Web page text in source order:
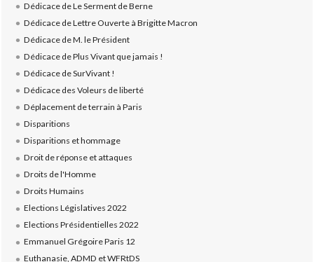
Dédicace de Le Serment de Berne
Dédicace de Lettre Ouverte à Brigitte Macron
Dédicace de M. le Président
Dédicace de Plus Vivant que jamais !
Dédicace de SurVivant !
Dédicace des Voleurs de liberté
Déplacement de terrain à Paris
Disparitions
Disparitions et hommage
Droit de réponse et attaques
Droits de l'Homme
Droits Humains
Elections Législatives 2022
Elections Présidentielles 2022
Emmanuel Grégoire Paris 12
Euthanasie, ADMD et WFRtDS